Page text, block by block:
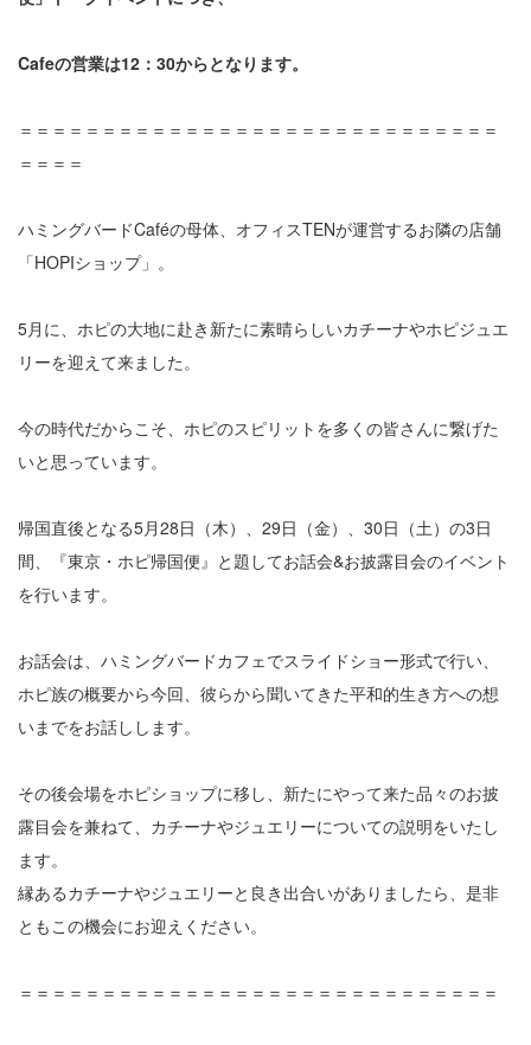
Cafeの営業は12：30からとなります。
＝＝＝＝＝＝＝＝＝＝＝＝＝＝＝＝＝＝＝＝＝＝＝＝＝＝＝＝＝
＝＝＝＝
ハミングバードCaféの母体、オフィスTENが運営するお隣の店舗
「HOPIショップ」。
5月に、ホピの大地に赴き新たに素晴らしいカチーナやホピジュエ
リーを迎えて来ました。
今の時代だからこそ、ホピのスピリットを多くの皆さんに繋げた
いと思っています。
帰国直後となる5月28日（木）、29日（金）、30日（土）の3日
間、『東京・ホピ帰国便』と題してお話会&お披露目会のイベント
を行います。
お話会は、ハミングバードカフェでスライドショー形式で行い、
ホピ族の概要から今回、彼らから聞いてきた平和的生き方への想
いまでをお話しします。
その後会場をホピショップに移し、新たにやって来た品々のお披
露目会を兼ねて、カチーナやジュエリーについての説明をいたし
ます。
縁あるカチーナやジュエリーと良き出合いがありましたら、是非
ともこの機会にお迎えください。
＝＝＝＝＝＝＝＝＝＝＝＝＝＝＝＝＝＝＝＝＝＝＝＝＝＝＝＝＝